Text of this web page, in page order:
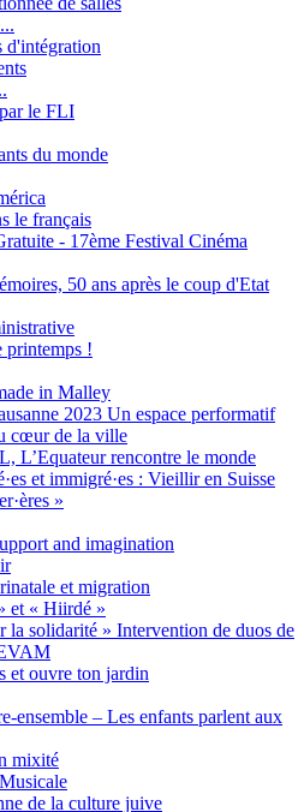
d'intégration
le FLI
du monde
le français
- 17ème Festival Cinéma
50 ans après le coup d'Etat
printemps !
in Malley
2023 Un espace performatif
cœur de la ville
L’Equateur rencontre le monde
et immigré·es : Vieillir en Suisse
»
and imagination
et migration
et « Hiirdé »
la solidarité » Intervention de duos de
et ouvre ton jardin
ensemble – Les enfants parlent aux
mixité
de la culture juive